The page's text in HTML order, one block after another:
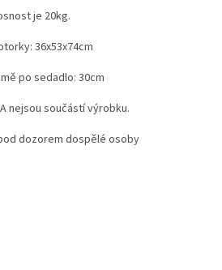
je 20kg.
36x53x74cm
po sedadlo: 30cm
nejsou součástí výrobku.
dozorem dospělé osoby